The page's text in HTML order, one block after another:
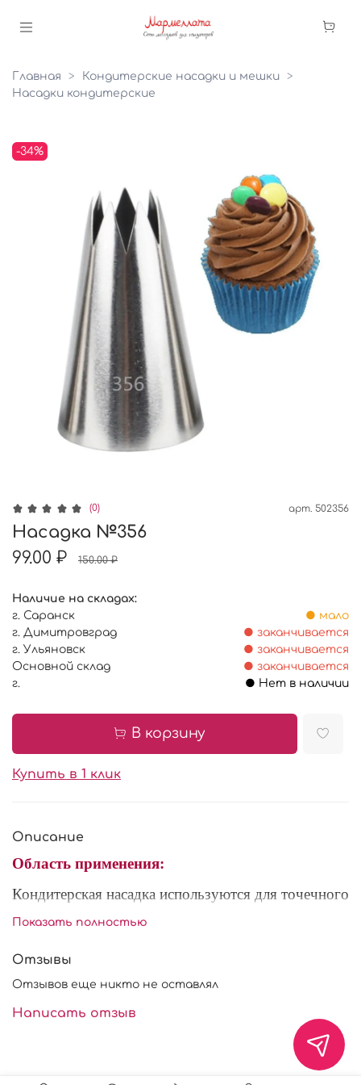
Главная
Кондитерские насадки и мешки
Насадки кондитерские
-34%
(0) арт. 502356
Насадка №356
99.00 ₽
150.00 ₽
Наличие на складах:
г. Саранск
● мало
г. Димитровград
● заканчивается
г. Ульяновск
● заканчивается
Основной склад
● заканчивается
г.
● Нет в наличии
В корзину
Купить в 1 клик
Описание
Область применения:
Кондитерская насадка используются для точечного
нанесения деталей из взбитых сливок,
Вставить насадку в кондитерский мешок,
наполнить его кремом (сливками) и украсить
Показать полностью
Отзывы
Отзывов еще никто не оставлял
Написать отзыв